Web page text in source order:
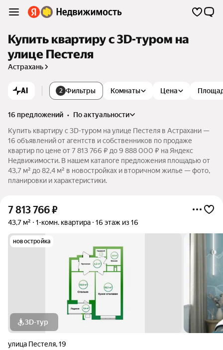
Купить квартиру c 3D-туром на
улице Пестеля
Астрахань
AI 2 Фильтры Комнаты Цена
16 предложений •
по актуальности
Купить квартиру c 3D-туром на улице Пестеля в Астрахани —
16 объявлений от агентств и собственников по продаже
квартир по цене от 7 813 766 ₽ до 9 888 000 ₽ на Яндекс
Недвижимости. В нашем каталоге предложения площадью от
43,7 м² до 82,4 м² в новостройках и вторичном жилье — фото,
планировки и характеристики.
7 813 766₽
43,7 м² 1-комн. квартира 16 этаж из 16
новостройка
3D-тур
улица Пестеля,19